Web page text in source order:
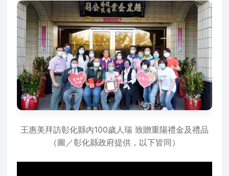
王惠美拜訪彰化縣內100歲人瑞 致贈重陽禮金及禮品
（圖／彰化縣政府提供，以下皆同）